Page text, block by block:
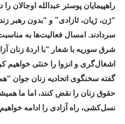
راهپیمایان پوستر عبدالله اوجالان
“ژن، ژیان، ئازادی” و “بدون رهبر
شرق سوریه با شعار “با اردهٔ زنان
اشغال‌گری و انزوا را خنثی خواهیم
گفته سخنگوی اتحادیه زنان جوان
حقوق زنان را نقض کنند، اما ما
نسل‌کشی، راه آزادی را ادامه خواهیم